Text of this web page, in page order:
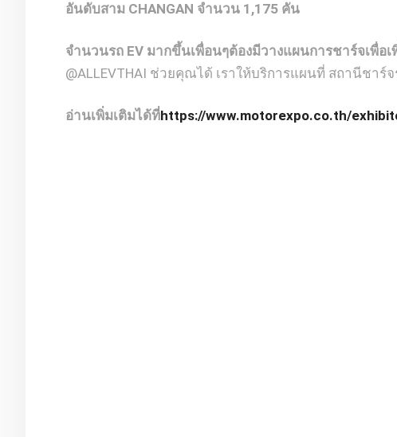
อันดับสาม CHANGAN จำนวน 1,175 คัน
จำนวนรถ EV มากขึ้นเพื่อนๆต้องมีวางแผนการชาร์จเพื่อ
@ALLEVTHAI ช่วยคุณได้ เราให้บริการแผนที่ สถานีชาร์
อ่านเพิ่มเติมได้ที่https://www.motorexpo.co.th/